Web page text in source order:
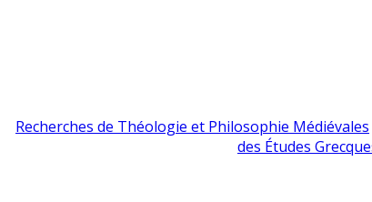
Recherches de Théologie et Philosophie Médiévales
des Études